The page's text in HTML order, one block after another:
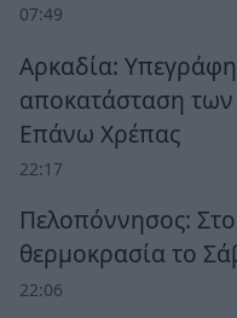
07:49
Αρκαδία:
αποκατάσταση
Επάνω Χρέπας
22:17
Πελοπόννησος:
θερμοκρασία το
22:06